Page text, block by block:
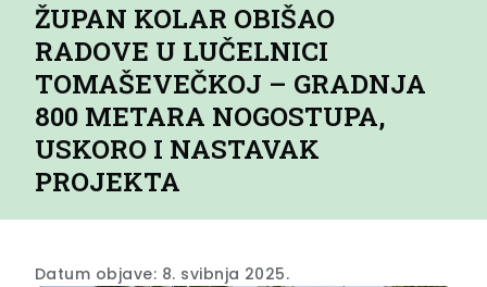
ŽUPAN KOLAR OBIŠAO
RADOVE U LUČELNICI
TOMAŠEVEČKOJ – GRADNJA
800 METARA NOGOSTUPA,
USKORO I NASTAVAK
PROJEKTA
Datum objave: 8. svibnja 2025.